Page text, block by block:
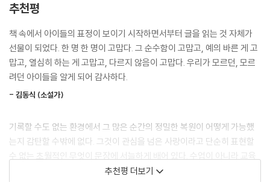
게 될 것이다. 책이 아닌 다른 ‘무엇’으로 화化할 것이다. 우리는 소년에게
사람과 어울려 살 수 있는 마음 아닐까.
--- p.116
어른인 나에게도 그런 존재는 필요하다. 나의 마음을 순하게 만드는 사람.
사납고 날 선 마음의 결을 조용히 빗질해서 얌전하게 만드는 사람. 싸우듯
사람. 이런 사람 하나 없다면 누구도 멀쩡하게 살아가기 힘들다. 소년에게
는 더 절실한 존재, 사무치게 필요한 존재가 아닐까.
--- p.177
원에서 국어수업을 하며 소년들과 마음을 나눈 이야기를 솔직하게 담았다.
구조나 생김새는 학교와 완벽하게 같지만 무거운 철창을 대여섯 번 통과해
야 도착하는 교실엔 소년원 특유의 냉기가 흐른다. 이곳에서 저자는 일주
일에 한 번, 두 시간씩 많게는 일곱 명 적게는 한 명의 소년과 일 년 동안 국
어수업을 했다. 짧은 글 쓰기, 시 한 편 외우기, 한자성어 익히기, 짧은 분량
은 아이들이 아닌, 과자나 젤리를 먹고 싶어 하고, 걸그룹 스티커에 환호하
돌아가며 읽어주는 수업을 통해 소년들과 저자는 서로에게 조금씩 다가간
다. 자신들이 재미있게 읽은 책의 작가가 온다는 사실에 설레고, 자신들이
책의 ‘독자’임을 알게 된다. 그리고 작가를 반갑게 맞아 정성껏 대접하기 위
한 ‘환대’의 준비를 한다. 작가와의 만남을 통해 소년들은 환대로 사람을 맞
추천평
책 속에서 아이들의 표정이 보이기 시작하면서부터 글을 읽는 것 자체가
선물이 되었다. 한 명 한 명이 고맙다. 그 순수함이 고맙고, 예의 바른 게 고
맙고, 열심히 하는 게 고맙고, 다르지 않음이 고맙다. 우리가 모르던, 모르
려던 아이들을 알게 되어 감사하다.
- 김동식 (소설가)
기록할 수도 없는 환경에서 그 많은 순간의 정밀한 복원이 어떻게 가능했
는지 감탄할 수밖에 없다. 그것이 관심을 넘은 사랑이라고 단순히 표현할
수 없는 초월적인 무엇이 문장에 서늘하게 배어 있다. 수업이 아니라 교육
이 아직은 우리에게 있다는 걸 저자에게서 느끼게 된다.
추천평 더보기